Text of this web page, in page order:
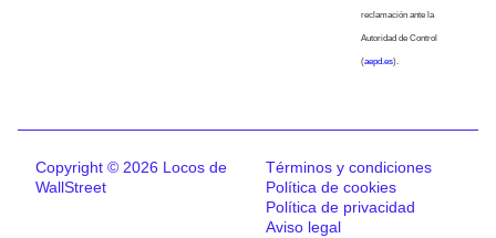
reclamación ante la
Autoridad de Control
(aepd.es).
Copyright © 2026 Locos de
WallStreet
Términos y condiciones
Política de cookies
Política de privacidad
Aviso legal